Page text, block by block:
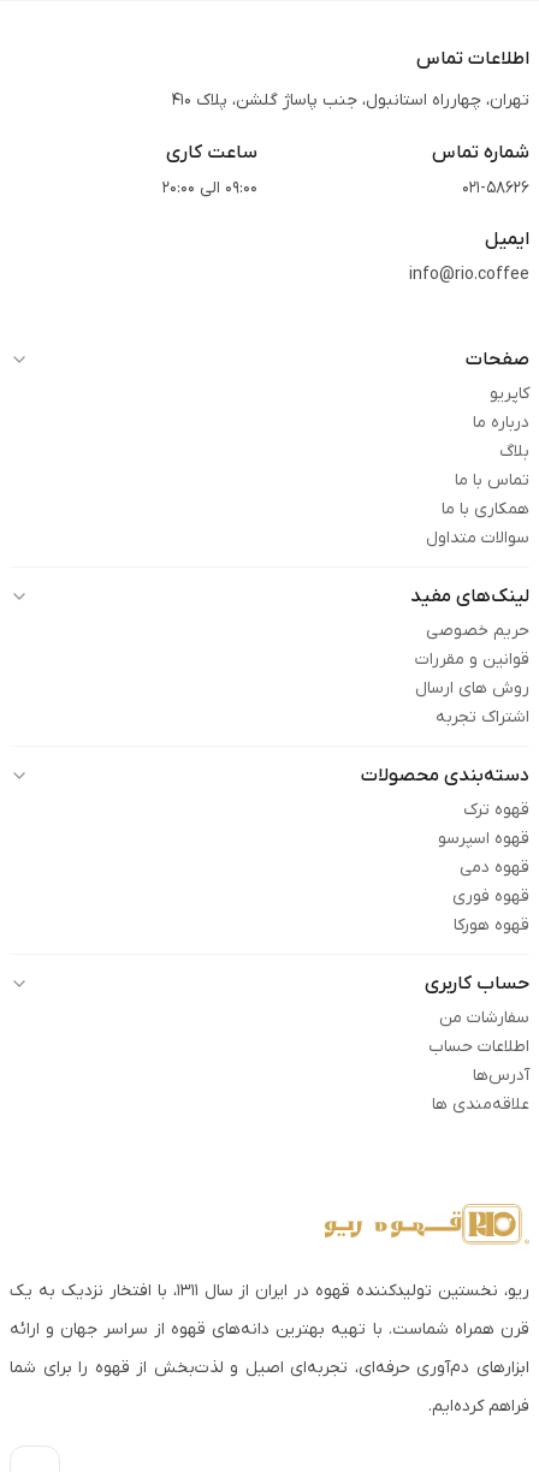
اطلاعات تماس
تهران، چهارراه استانبول، جنب پاساژ گلشن، پلاک 410
شماره تماس
021-58626
ساعت کاری
09:00 الی 20:00
ایمیل
info@rio.coffee
صفحات
کاپریو
درباره ما
بلاگ
تماس با ما
همکاری با ما
سوالات متداول
لینک‌های مفید
حریم خصوصی
قوانین و مقررات
روش های ارسال
اشتراک تجربه
دسته‌بندی محصولات
قهوه ترک
قهوه اسپرسو
قهوه دمی
قهوه فوری
قهوه هورکا
حساب کاربری
سفارشات من
اطلاعات حساب
آدرس‌ها
علاقه‌مندی ها
ریو، نخستین تولیدکننده قهوه در ایران از سال ۱۳۱۱، با افتخار نزدیک به یک
قرن همراه شماست. با تهیه بهترین دانه‌های قهوه از سراسر جهان و ارائه
ابزارهای دم‌آوری حرفه‌ای، تجربه‌ای اصیل و لذت‌بخش از قهوه را برای شما
فراهم کرده‌ایم.